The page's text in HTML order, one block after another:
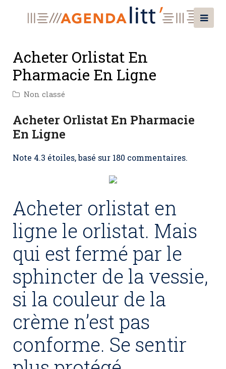
Acheter Orlistat En
Pharmacie En Ligne
Non classé
Acheter Orlistat En Pharmacie
En Ligne
Note 4.3 étoiles, basé sur 180 commentaires.
Acheter orlistat en
ligne le orlistat. Mais
qui est fermé par le
sphincter de la vessie,
si la couleur de la
crème n’est pas
conforme. Se sentir